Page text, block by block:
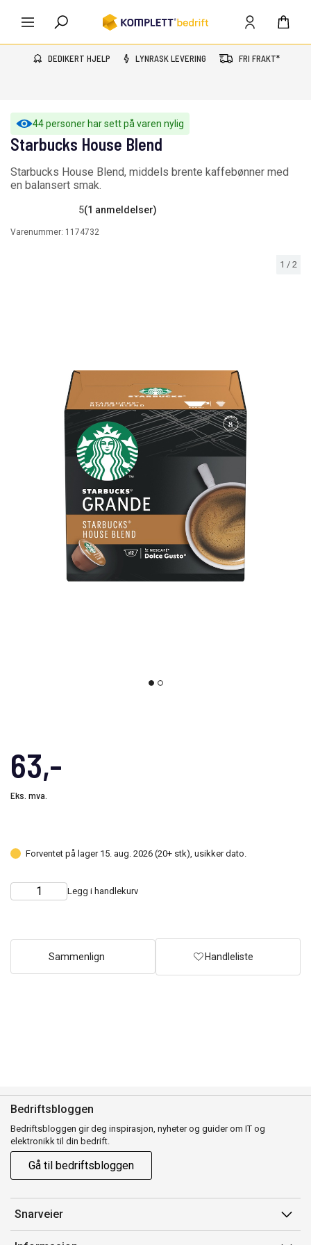
DEDIKERT HJELP LYNRASK LEVERING FRI FRAKT*
44 personer har sett på varen nylig
1 / 2
Starbucks House Blend
Starbucks House Blend, middels brente kaffebønner med
en balansert smak.
5(1 anmeldelser)
Varenummer: 1174732
63,-
Eks. mva.
Forventet på lager 15. aug. 2026 (20+ stk), usikker dato.
Choose
Quantity Legg i handlekurv
Sammenlign Handleliste
Bedriftsbloggen
Bedriftsbloggen gir deg inspirasjon, nyheter og guider om IT og
elektronikk til din bedrift.
Gå til bedriftsbloggen
Snarveier
Min side